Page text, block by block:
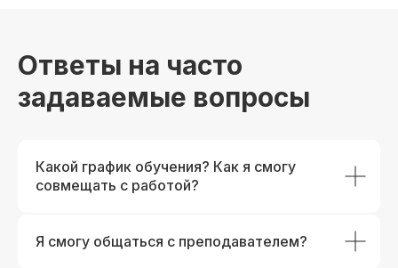
Ответы на часто
задаваемые вопросы
Какой график обучения? Как я смогу
совмещать с работой?
Я смогу общаться с преподавателем?